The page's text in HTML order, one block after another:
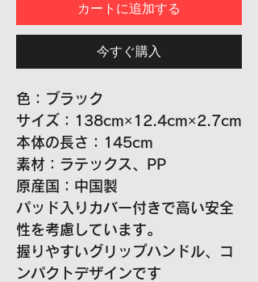
カートに追加する
今すぐ購入
色：ブラック
サイズ：138cm×12.4cm×2.7cm
本体の長さ：145cm
素材：ラテックス、PP
原産国：中国製
パッド入りカバー付きで高い安全
性を考慮しています。
握りやすいグリップハンドル、コ
ンパクトデザインです